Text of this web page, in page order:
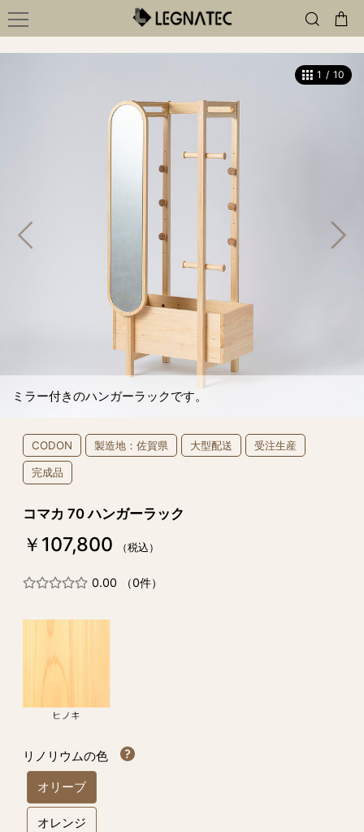
ミラー付きのハンガーラックです。
1 / 10
CODON 製造地：佐賀県 大型配送 受注生産
完成品
コマカ 70 ハンガーラック
￥107,800 （税込）
0.00 （0件）
リノリウムの色
オリーブ
オレンジ